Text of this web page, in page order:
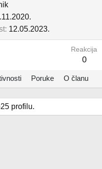
12.05.2023.
Reakcija
0
Poruke O članu
profilu.